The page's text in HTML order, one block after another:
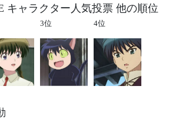
キャラクター人気投票 他の順位
3位 4位